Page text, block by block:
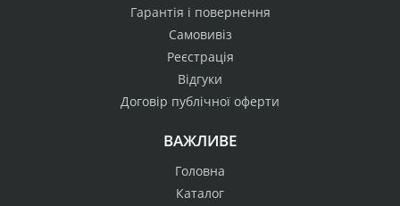
Гарантія і повернення
Самовивіз
Реєстрація
Відгуки
Договір публічної оферти
ВАЖЛИВЕ
Головна
Каталог